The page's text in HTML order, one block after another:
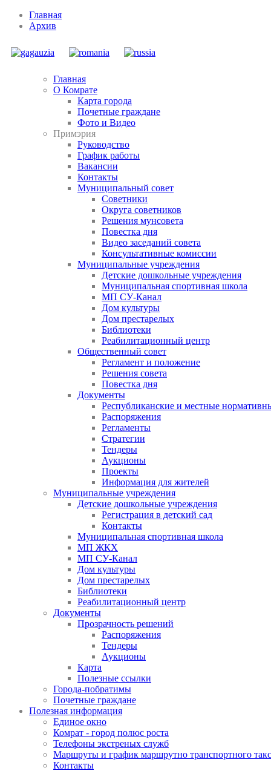
Главная
Архив
Главная
О Комрате
Карта города
Почетные граждане
Фото и Видео
Примэрия
Руководство
График работы
Вакансии
Контакты
Муниципальный совет
Советники
Округа советников
Решения мунсовета
Повестка дня
Видео заседаний совета
Консультативные комиссии
Муниципальные учреждения
Детские дошкольные учреждения
Муниципальная спортивная школа
МП СУ-Канал
Дом культуры
Дом престарелых
Библиотеки
Реабилитационный центр
Общественный совет
Регламент и положение
Решения совета
Повестка дня
Документы
Республиканские и местные
Распоряжения
Регламенты
Стратегии
Тендеры
Аукционы
Проекты
Информация для жителей
Муниципальные учреждения
Детские дошкольные учреждения
Регистрация в детский сад
Контакты
Муниципальная спортивная школа
МП ЖКХ
МП СУ-Канал
Дом культуры
Дом престарелых
Библиотеки
Реабилитационный центр
Документы
Прозрачность решений
Распоряжения
Тендеры
Аукционы
Карта
Полезные ссылки
Города-побратимы
Почетные граждане
Полезная информация
Единое окно
Комрат - город полюс роста
Телефоны экстреных служб
Маршруты и график маршрутно транспортного
Контакты